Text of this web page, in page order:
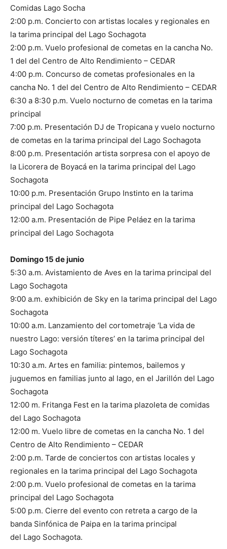
Comidas Lago Socha
2:00 p.m. Concierto con artistas locales y regionales en
la tarima principal del Lago Sochagota
2:00 p.m. Vuelo profesional de cometas en la cancha No.
1 del del Centro de Alto Rendimiento – CEDAR
4:00 p.m. Concurso de cometas profesionales en la
cancha No. 1 del del Centro de Alto Rendimiento – CEDAR
6:30 a 8:30 p.m. Vuelo nocturno de cometas en la tarima
principal
7:00 p.m. Presentación DJ de Tropicana y vuelo nocturno
de cometas en la tarima principal del Lago Sochagota
8:00 p.m. Presentación artista sorpresa con el apoyo de
la Licorera de Boyacá en la tarima principal del Lago
Sochagota
10:00 p.m. Presentación Grupo Instinto en la tarima
principal del Lago Sochagota
12:00 a.m. Presentación de Pipe Peláez en la tarima
principal del Lago Sochagota
Domingo 15 de junio
5:30 a.m. Avistamiento de Aves en la tarima principal del
Lago Sochagota
9:00 a.m. exhibición de Sky en la tarima principal del Lago
Sochagota
10:00 a.m. Lanzamiento del cortometraje ‘La vida de
nuestro Lago: versión títeres’ en la tarima principal del
Lago Sochagota
10:30 a.m. Artes en familia: pintemos, bailemos y
juguemos en familias junto al lago, en el Jarillón del Lago
Sochagota
12:00 m. Fritanga Fest en la tarima plazoleta de comidas
del Lago Sochagota
12:00 m. Vuelo libre de cometas en la cancha No. 1 del
Centro de Alto Rendimiento – CEDAR
2:00 p.m. Tarde de conciertos con artistas locales y
regionales en la tarima principal del Lago Sochagota
2:00 p.m. Vuelo profesional de cometas en la tarima
principal del Lago Sochagota
5:00 p.m. Cierre del evento con retreta a cargo de la
banda Sinfónica de Paipa en la tarima principal
del Lago Sochagota.